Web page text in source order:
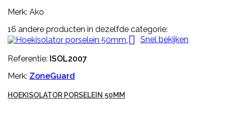
Merk: Ako
16 andere producten in dezelfde categorie:
 Snel bekijken
Referentie: ISOL2007
Merk: ZoneGuard
HOEKISOLATOR PORSELEIN 50MM